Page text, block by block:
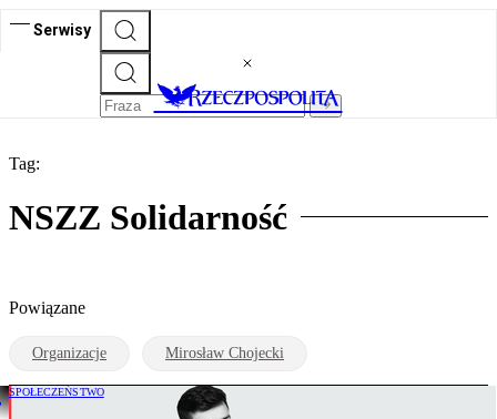
Serwisy
Tag:
NSZZ Solidarność
Powiązane
Organizacje Mirosław Chojecki
SPOŁECZEŃSTWO